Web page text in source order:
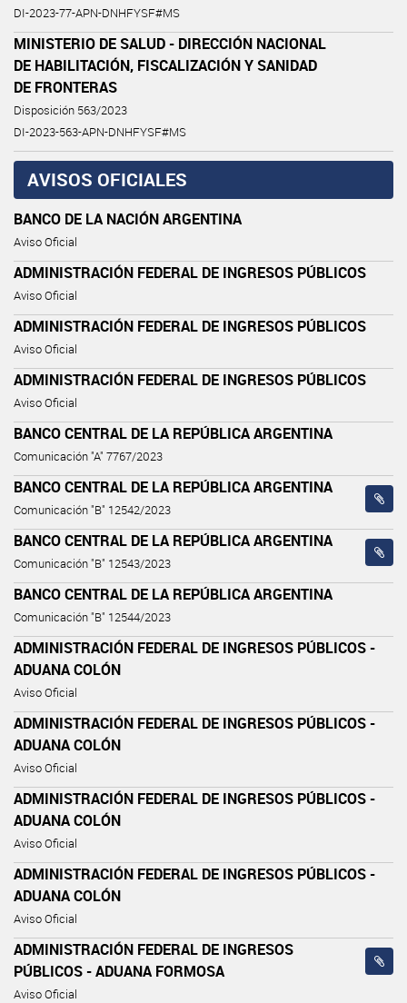
DI-2023-77-APN-DNHFYSF#MS
MINISTERIO DE SALUD - DIRECCIÓN NACIONAL
DE HABILITACIÓN, FISCALIZACIÓN Y SANIDAD
DE FRONTERAS
Disposición 563/2023
DI-2023-563-APN-DNHFYSF#MS
AVISOS OFICIALES
BANCO DE LA NACIÓN ARGENTINA
Aviso Oficial
ADMINISTRACIÓN FEDERAL DE INGRESOS PÚBLICOS
Aviso Oficial
ADMINISTRACIÓN FEDERAL DE INGRESOS PÚBLICOS
Aviso Oficial
ADMINISTRACIÓN FEDERAL DE INGRESOS PÚBLICOS
Aviso Oficial
BANCO CENTRAL DE LA REPÚBLICA ARGENTINA
Comunicación "A" 7767/2023
BANCO CENTRAL DE LA REPÚBLICA ARGENTINA
Comunicación "B" 12542/2023
BANCO CENTRAL DE LA REPÚBLICA ARGENTINA
Comunicación "B" 12543/2023
BANCO CENTRAL DE LA REPÚBLICA ARGENTINA
Comunicación "B" 12544/2023
ADMINISTRACIÓN FEDERAL DE INGRESOS PÚBLICOS -
ADUANA COLÓN
Aviso Oficial
ADMINISTRACIÓN FEDERAL DE INGRESOS PÚBLICOS -
ADUANA COLÓN
Aviso Oficial
ADMINISTRACIÓN FEDERAL DE INGRESOS PÚBLICOS -
ADUANA COLÓN
Aviso Oficial
ADMINISTRACIÓN FEDERAL DE INGRESOS PÚBLICOS -
ADUANA COLÓN
Aviso Oficial
ADMINISTRACIÓN FEDERAL DE INGRESOS
PÚBLICOS - ADUANA FORMOSA
Aviso Oficial